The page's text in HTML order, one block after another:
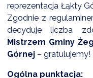
reprezentacja Łąkty
Zgodnie z
decyduje liczba
Mistrzem Gminy
Górnej – gratulujemy!
Ogólna punktacja: